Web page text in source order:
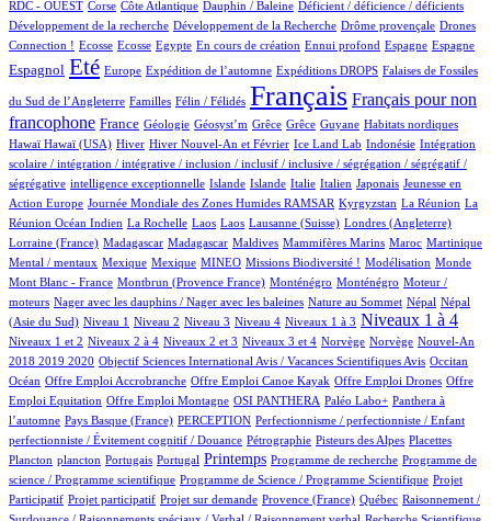
RDC - OUEST
1/767 Corse
17/767 Côte Atlantique
1/767 Dauphin / Baleine
1/767 Déficient / déficience / déficients
1/767
Développement de la recherche
1/767 Développement de la Recherche
1/767 Drôme provençale
20/767
Drones
Connection !
1/767 Ecosse
1/767 Ecosse
1/767 Egypte
15/767 En cours de création
1/767 Ennui profond
33/767 Espagne
16/767 Espagne
198/767
Espagnol
568/767 Eté
12/767 Europe
93/767 Expédition de l’automne
155/767 Expéditions DROPS
3/767 Falaises de Fossiles
du Sud de l’Angleterre Familles Félin / Félidés Français Français pour non
francophone
252/767 France
35/767 Géologie
1/767 Géosyst’m
1/767 Grêce
1/767 Grêce
1/767 Guyane
2/767 Habitats nordiques
1/767
Hawaï
1/767Hawaï (USA)
127/767 Hiver
20/767 Hiver Nouvel-An et Février
9/767 Ice Land Lab
1/767 Indonésie
1/767
Intégration
scolaire / intégration / intégrative / inclusion / inclusif / inclusive / ségrégation / ségrégatif /
ségrégative
1/767 intelligence exceptionnelle
10/767 Islande
9/767 Islande
5/767 Italie
55/767 Italien
5/767 Japonais
2/767
Jeunesse en
Action Europe
5/767 Journée Mondiale des Zones Humides RAMSAR
52/767 Kyrgyzstan
4/767 La Réunion
3/767
La
Réunion Océan Indien
1/767 La Rochelle
2/767 Laos
2/767 Laos
6/767 Lausanne (Suisse)
64/767 Londres (Angleterre)
2/767
Lorraine (France)
7/767 Madagascar
7/767 Madagascar
2/767 Maldives
1/767 Mammifères Marins
10/767 Maroc
10/767 Martinique
1/767
Mental / mentaux
1/767 Mexique
1/767 Mexique
27/767 MINEO
36/767 Missions Biodiversité !
2/767 Modélisation
3/767 Monde
1/767
Mont Blanc - France
8/767 Montbrun (Provence France)
12/767 Monténégro
12/767 Monténégro
1/767
Moteur /
moteurs
1/767 Nager avec les dauphins / Nager avec les baleines
2/767 Nature au Sommet
14/767 Népal
14/767
Népal
(Asie du Sud)
14/767 Niveau 1
13/767 Niveau 2
10/767 Niveau 3
67/767 Niveau 4
81/767 Niveaux 1 à 3
345/767 Niveaux 1 à 4
10/767
Niveaux 1 et 2
59/767 Niveaux 2 à 4
12/767 Niveaux 2 et 3
146/767 Niveaux 3 et 4
2/767 Norvège
2/767 Norvège
16/767
Nouvel-An
2018 2019 2020
1/767 Objectif Sciences International Avis / Vacances Scientifiques Avis
7/767 Occitan
119/767
Océan
1/767Offre Emploi Accrobranche
1/767 Offre Emploi Canoe Kayak
1/767 Offre Emploi Drones
1/767
Offre
Emploi Equitation
1/767 Offre Emploi Montagne
61/767 OSI PANTHERA
71/767 Paléo Labo+
60/767
Panthera à
l’automne
4/767 Pays Basque (France)
45/767 PERCEPTION
1/767
Perfectionnisme / perfectionniste / Enfant
perfectionniste / Évitement cognitif / Douance
5/767 Pétrographie
7/767 Pisteurs des Alpes
3/767 Placettes
1/767
Plancton
1/767 plancton
13/767 Portugais
2/767 Portugal
338/767 Printemps
1/767 Programme de recherche
1/767
Programme de
science / Programme scientifique
2/767 Programme de Science / Programme Scientifique
1/767
Projet
Participatif
1/767 Projet participatif
14/767 Projet sur demande
59/767 Provence (France)
6/767 Québec
1/767
Raisonnement /